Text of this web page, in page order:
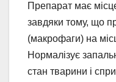
Препарат має
завдяки тому, що
(макрофаги) на
Нормалізує
стан тварини і